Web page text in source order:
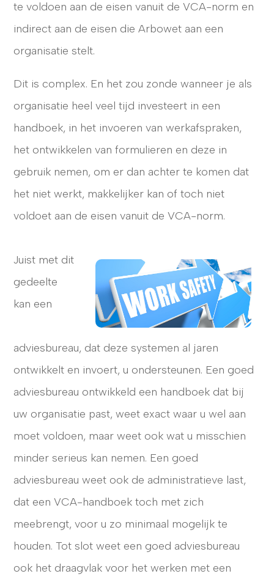
te voldoen aan de eisen vanuit de VCA-norm en
indirect aan de eisen die Arbowet aan een
organisatie stelt.
Dit is complex. En het zou zonde wanneer je als
organisatie heel veel tijd investeert in een
handboek, in het invoeren van werkafspraken,
het ontwikkelen van formulieren en deze in
gebruik nemen, om er dan achter te komen dat
het niet werkt, makkelijker kan of toch niet
voldoet aan de eisen vanuit de VCA-norm.
Juist met dit
gedeelte
kan een
adviesbureau, dat deze systemen al jaren
ontwikkelt en invoert, u ondersteunen. Een goed
adviesbureau ontwikkeld een handboek dat bij
uw organisatie past, weet exact waar u wel aan
moet voldoen, maar weet ook wat u misschien
minder serieus kan nemen. Een goed
adviesbureau weet ook de administratieve last,
dat een VCA-handboek toch met zich
meebrengt, voor u zo minimaal mogelijk te
houden. Tot slot weet een goed adviesbureau
ook het draagvlak voor het werken met een